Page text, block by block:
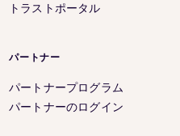
トラストポータル
パートナー
パートナープログラム
パートナーのログイン